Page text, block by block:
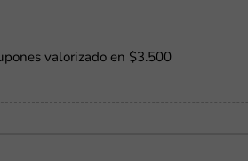
valorizado en $3.500